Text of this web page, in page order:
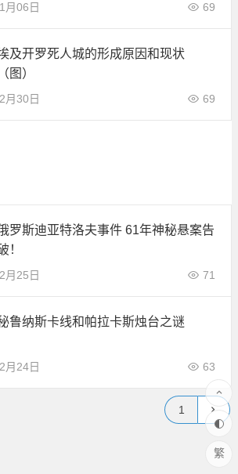
月06日 69
及开罗死人城的形成原因和现状
（图）
月30日 69
罗斯迪亚特洛夫事件 61年神秘悬案告
！
月25日 71
鲁纳斯卡线和帕拉卡斯烛台之谜
月24日 63
繁